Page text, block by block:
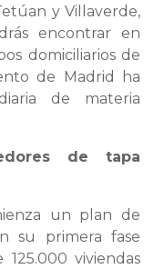
y Villaverde,
encontrar en
domiciliarios de
de Madrid ha
de materia
de tapa
un plan de
su primera fase
125.000 viviendas